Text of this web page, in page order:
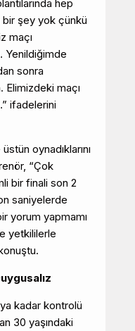
hep
şey yok çünkü
maçı
Yenildiğimde
sonra
Elimizdeki maçı
ifadelerini
oynadıklarını
“Çok
bir finali son 2
saniyelerde
yorum yapmamı
yetkililerle
kadar kontrolü
30 yaşındaki